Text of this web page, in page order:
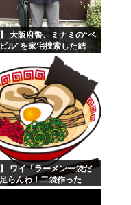
】 大阪府警、ミナミの“ベ
ル”を家宅捜索した結
】 ワイ「ラーメン一袋だ
らんわ！二袋作った
結果ｗｗｗ